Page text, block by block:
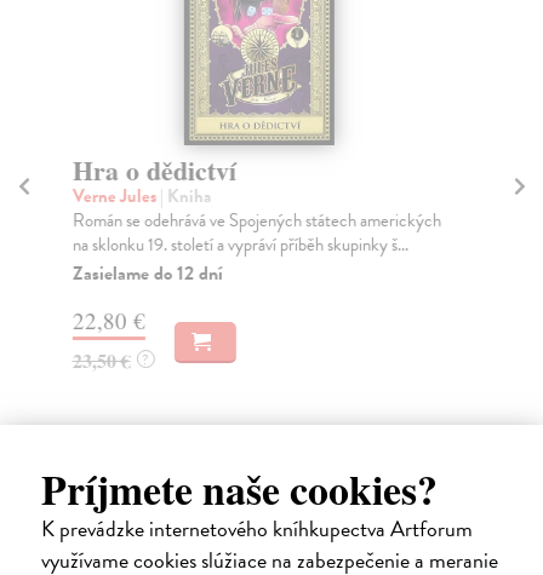
Príjmete naše cookies?
K prevádzke internetového kníhkupectva Artforum
využívame cookies slúžiace na zabezpečenie a meranie
Hra o dědictví
Verne Jules| Kniha
Román se odehrává ve Spojených státech amerických
na sklonku 19. století a vypráví příběh skupinky š...
Zasielame do 12 dní
22,80 €
23,50 € ?
Ďalšie z kategórie medicína